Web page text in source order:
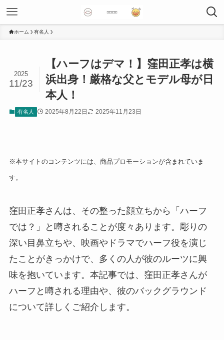
ホーム 有名人
【ハーフはデマ！】窪田正孝は横
浜出身！厳格な父とモデル母が日
本人！
2025
11/23
有名人 2025年8月22日 2025年11月23日
※本サイトのコンテンツには、商品プロモーションが含まれていま
す。
窪田正孝さんは、その整った顔立ちから「ハーフ
では？」と噂されることが度々あります。彫りの
深い目鼻立ちや、映画やドラマでハーフ役を演じ
たことがきっかけで、多くの人が彼のルーツに興
味を抱いています。本記事では、窪田正孝さんが
ハーフと噂される理由や、彼のバックグラウンド
について詳しくご紹介します。